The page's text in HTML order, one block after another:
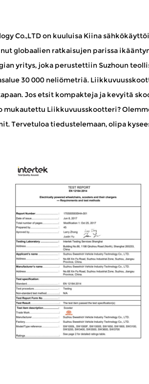
Co.,LTD on kuuluisa Kiina
globaalien ratkaisujen parissa
yritys, joka perustettiin Suzhoun
30 000 neliömetriä.
Jos etsit kompakteja ja kevyitä
mukautettu Liikkuvuusskootteri?
Tervetuloa tiedustelemaan, olipa